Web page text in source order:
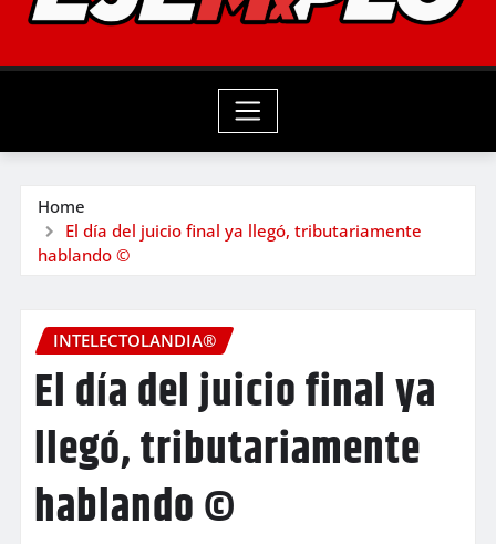
Home
El día del juicio final ya llegó, tributariamente
hablando ©
INTELECTOLANDIA®
El día del juicio final ya
llegó, tributariamente
hablando ©